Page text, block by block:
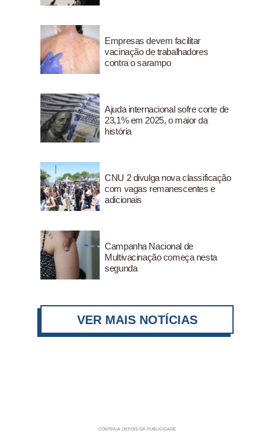
Empresas devem facilitar
vacinação de trabalhadores
contra o sarampo
Ajuda internacional sofre corte de
23,1% em 2025, o maior da
história
CNU 2 divulga nova classificação
com vagas remanescentes e
adicionais
Campanha Nacional de
Multivacinação começa nesta
segunda
VER MAIS NOTÍCIAS